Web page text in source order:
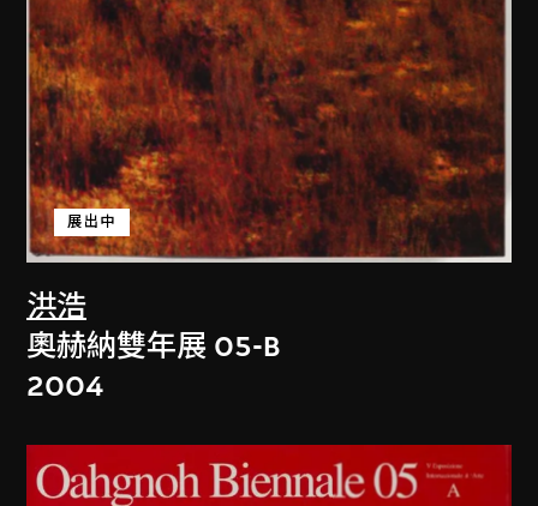
洪浩
展出中
奧赫納雙年展 05-B
2004